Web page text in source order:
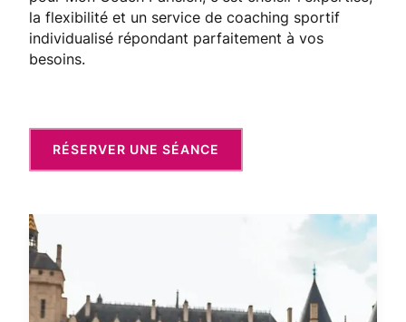
la flexibilité et un service de coaching sportif
individualisé répondant parfaitement à vos
besoins.
RÉSERVER UNE SÉANCE